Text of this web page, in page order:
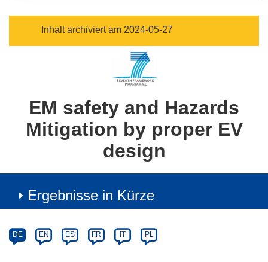
Inhalt archiviert am 2024-05-27
EM safety and Hazards
Mitigation by proper EV
design
Ergebnisse in Kürze
Category
Article
available
DE EN ES FR IT PL